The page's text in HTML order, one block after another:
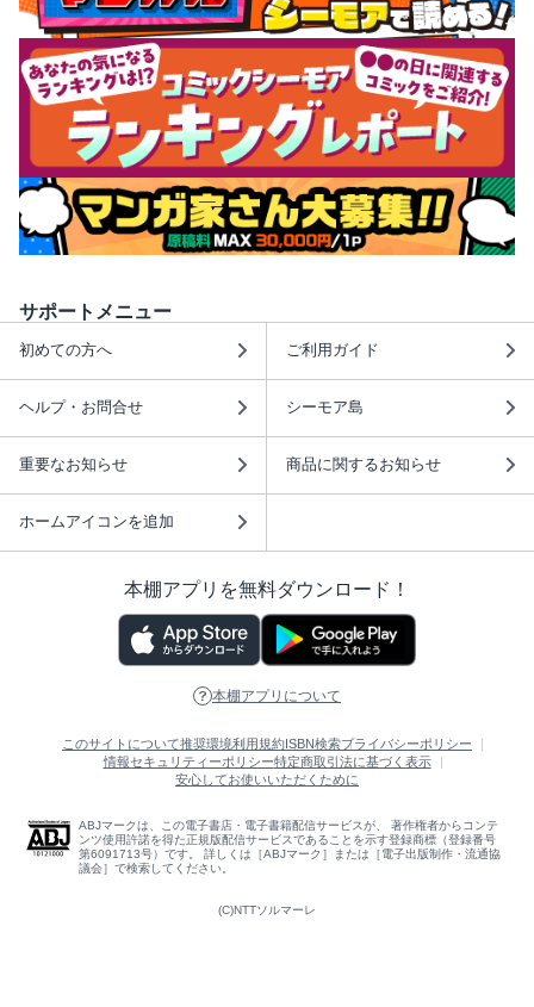
サポートメニュー
初めての方へ ご利用ガイド
ヘルプ・お問合せ シーモア島
重要なお知らせ 商品に関するお知らせ
ホームアイコンを追加
本棚アプリを無料ダウンロード！
本棚アプリについて
このサイトについて推奨環境利用規約ISBN検索プライバシーポリシー
情報セキュリティーポリシー特定商取引法に基づく表示
安心してお使いいただくために
ABJマークは、この電子書店・電子書籍配信サービスが、 著作権者からコンテ
ンツ使用許諾を得た正規版配信サービスであることを示す登録商標（登録番号
第6091713号）です。 詳しくは［ABJマーク］または［電子出版制作・流通協
議会］で検索してください。
(C)NTTソルマーレ